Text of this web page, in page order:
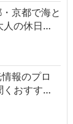
京都で海と
人の休日…
報のプロ
くおすす…